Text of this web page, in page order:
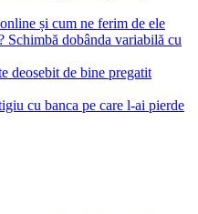
și cum ne ferim de ele
Schimbă dobânda variabilă cu
deosebit de bine pregatit
cu banca pe care l-ai pierde